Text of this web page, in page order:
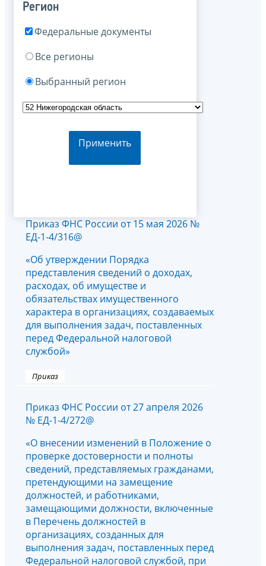
Регион
Федеральные документы
Все регионы
Выбранный регион
Применить
Приказ ФНС России от 15 мая 2026 №
ЕД-1-4/316@
«Об утверждении Порядка
представления сведений о доходах,
расходах, об имуществе и
обязательствах имущественного
характера в организациях, создаваемых
для выполнения задач, поставленных
перед Федеральной налоговой
службой»
Приказ
Приказ ФНС России от 27 апреля 2026
№ ЕД-1-4/272@
«О внесении изменений в Положение о
проверке достоверности и полноты
сведений, представляемых гражданами,
претендующими на замещение
должностей, и работниками,
замещающими должности, включенные
в Перечень должностей в
организациях, созданных для
выполнения задач, поставленных перед
Федеральной налоговой службой, при